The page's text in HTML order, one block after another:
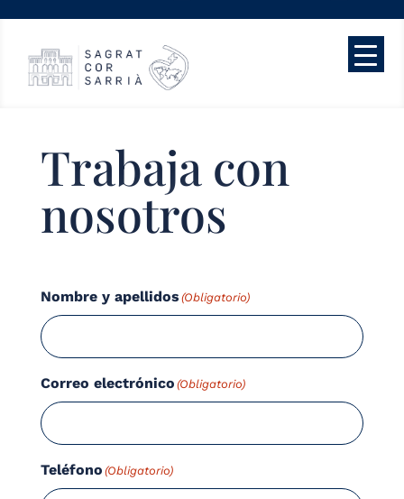
Trabaja con
nosotros
Nombre y apellidos (Obligatorio)
Correo electrónico (Obligatorio)
Teléfono (Obligatorio)